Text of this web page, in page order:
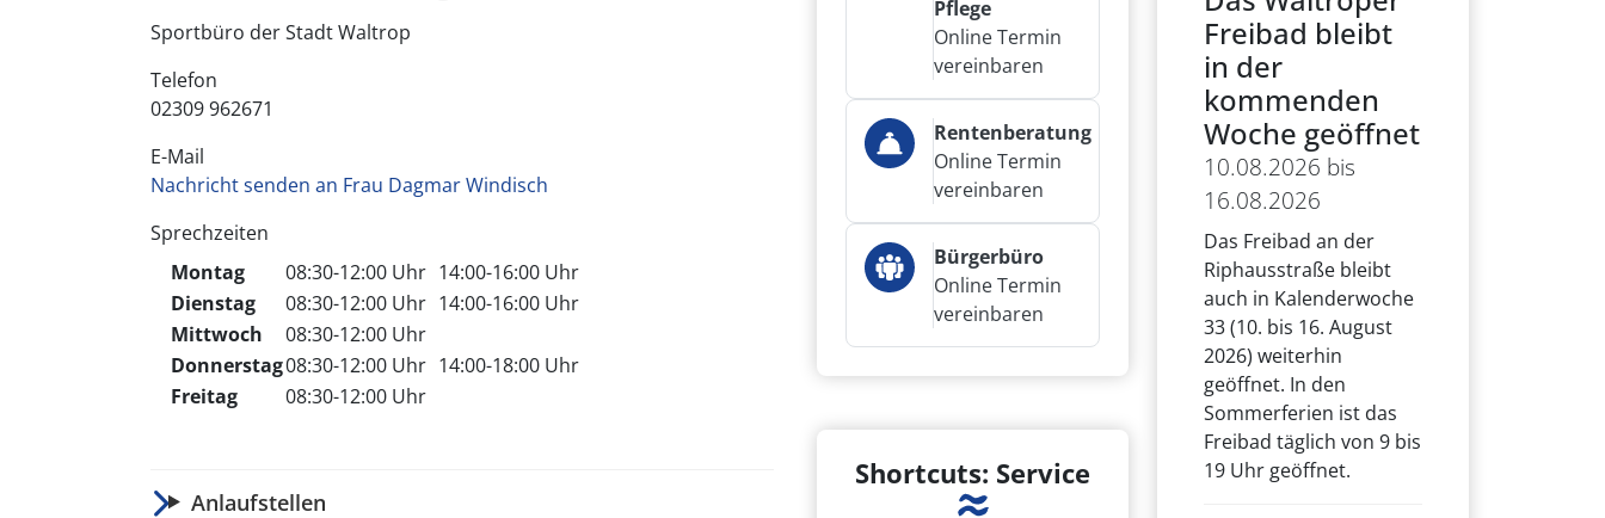
Sportbüro der Stadt Waltrop
Telefon
02309 962671
E-Mail
Nachricht senden an Frau Dagmar Windisch
Sprechzeiten
Montag
08:30-12:00 Uhr 14:00-16:00 Uhr
Dienstag
08:30-12:00 Uhr 14:00-16:00 Uhr
Mittwoch
08:30-12:00 Uhr
Donnerstag08:30-12:00 Uhr 14:00-18:00 Uhr
Freitag
08:30-12:00 Uhr
Anlaufstellen
Pflege
Online Termin
vereinbaren
Rentenberatung
Online Termin
vereinbaren
Bürgerbüro
Online Termin
vereinbaren
Shortcuts: Service
Freibad bleibt
in der
kommenden
Woche geöffnet
10.08.2026 bis
16.08.2026
Das Freibad an der
Riphausstraße bleibt
auch in Kalenderwoche
33 (10. bis 16. August
2026) weiterhin
geöffnet. In den
Sommerferien ist das
Freibad täglich von 9 bis
19 Uhr geöffnet.